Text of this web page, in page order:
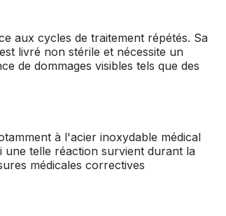
aux cycles de traitement répétés. Sa
livré non stérile et nécessite un
de dommages visibles tels que des
à l'acier inoxydable médical
telle réaction survient durant la
médicales correctives